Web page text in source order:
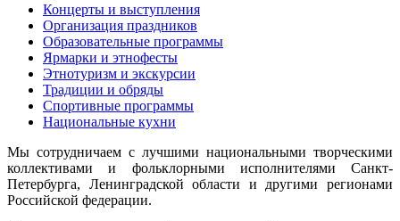
Концерты и выступления
Организация праздников
Образовательные программы
Ярмарки и этнофесты
Этнотуризм и экскурсии
Традиции и обряды
Спортивные программы
Национальные кухни
Мы сотрудничаем с лучшими национальными творческими
коллективами и фольклорными исполнителями Санкт-
Петербурга, Ленинградской области и другими регионами
Российской федерации.